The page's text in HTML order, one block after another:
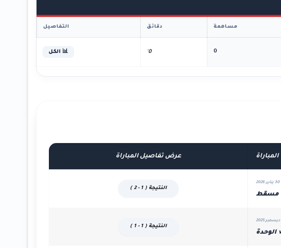
مساهمة دقائق التفاصيل
0
0' 📊 الكل
المباراة عرض تفاصيل المباراة
30 يناير 2026
النتيجة ( 1 - 2 )
النتيجة ( 1 - 1 )